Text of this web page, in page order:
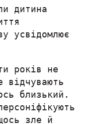
дитина
усвідомлює
років не
відчувають
близький.
зле й